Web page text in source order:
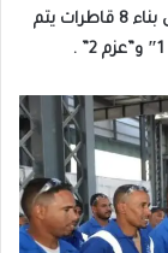
الترسانة، حيث يجري العمل حالياً لا استكمال أعمال بناء 8 قاطرات يتم